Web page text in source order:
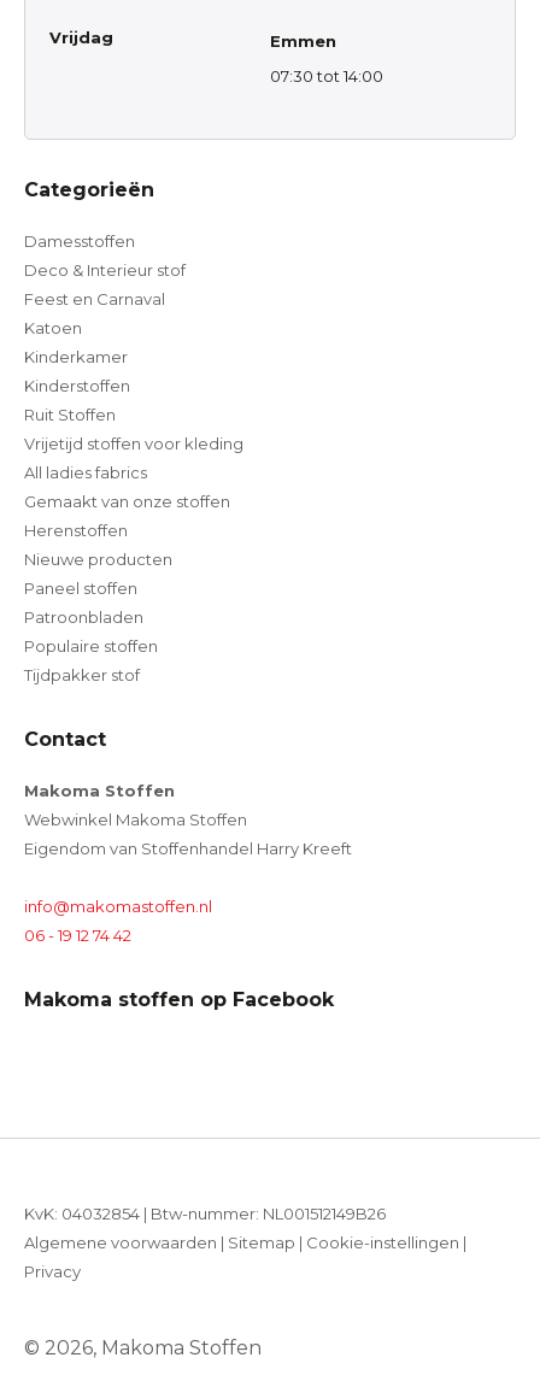
Vrijdag
Emmen
07:30 tot 14:00
Categorieën
Damesstoffen
Deco & Interieur stof
Feest en Carnaval
Katoen
Kinderkamer
Kinderstoffen
Ruit Stoffen
Vrijetijd stoffen voor kleding
All ladies fabrics
Gemaakt van onze stoffen
Herenstoffen
Nieuwe producten
Paneel stoffen
Patroonbladen
Populaire stoffen
Tijdpakker stof
Contact
Makoma Stoffen
Webwinkel Makoma Stoffen
Eigendom van Stoffenhandel Harry Kreeft
info@makomastoffen.nl
06 - 19 12 74 42
Makoma stoffen op Facebook
© 2026, Makoma Stoffen
KvK: 04032854 | Btw-nummer: NL001512149B26
Algemene voorwaarden | Sitemap | Cookie-instellingen |
Privacy